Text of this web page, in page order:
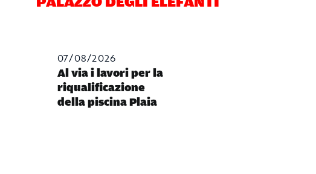
07/08/2026
Al via i lavori per la
riqualificazione
della piscina Plaia